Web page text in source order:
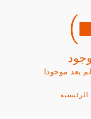
يعد موجودا